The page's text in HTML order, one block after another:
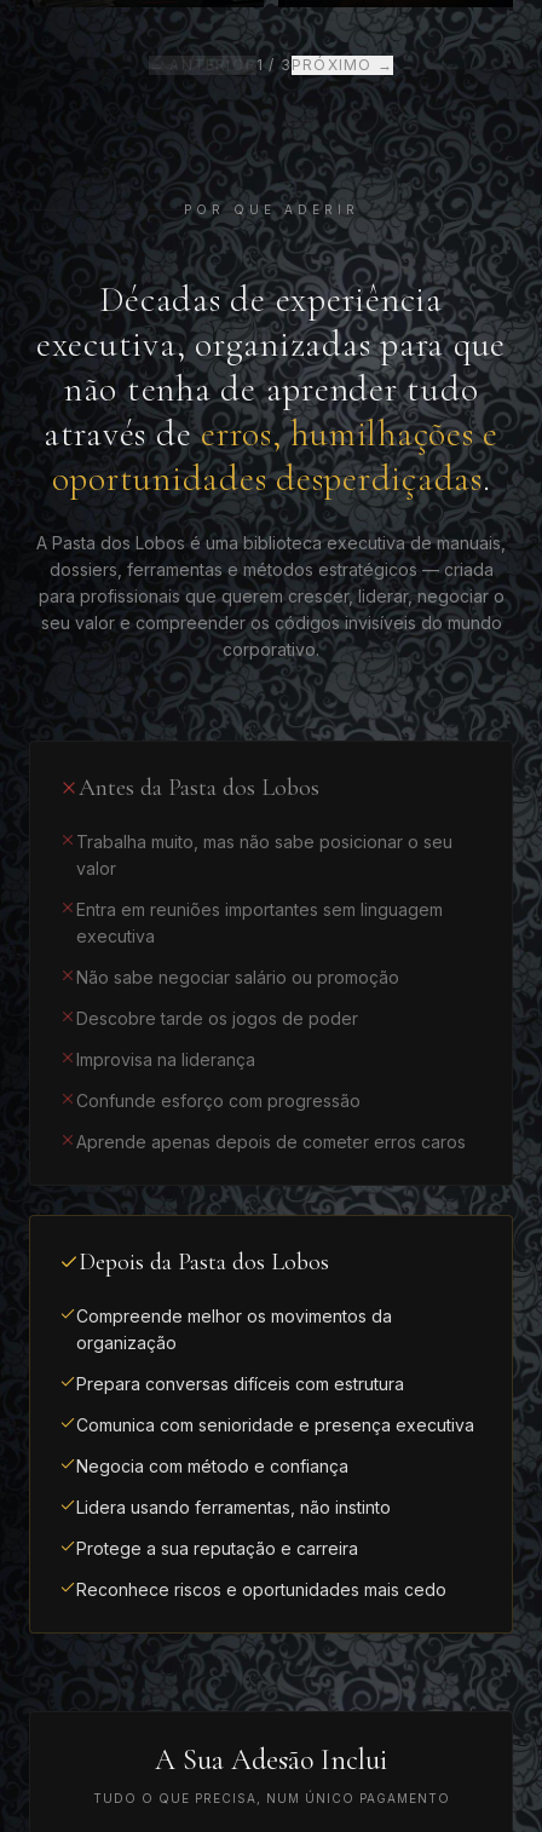
← ANTERIOR1/3 PRÓXIMO →
POR QUE ADERIR
Décadas de experiência
executiva, organizadas para que
não tenha de aprender tudo
através deerros, humilhações e
oportunidades desperdiçadas.
A Pasta dos Lobos é uma biblioteca executiva de manuais,
dossiers, ferramentas e métodos estratégicos — criada
para profissionais que querem crescer, liderar, negociar o
seu valor e compreender os códigos invisíveis do mundo
corporativo.
Antes da Pasta dos Lobos
Trabalha muito, mas não sabe posicionar o seu
valor
Entra em reuniões importantes sem linguagem
executiva
Não sabe negociar salário ou promoção
Descobre tarde os jogos de poder
Improvisa na liderança
Confunde esforço com progressão
Aprende apenas depois de cometer erros caros
Depois da Pasta dos Lobos
Compreende melhor os movimentos da
organização
Prepara conversas difíceis com estrutura
Comunica com senioridade e presença executiva
Negocia com método e confiança
Lidera usando ferramentas, não instinto
Protege a sua reputação e carreira
Reconhece riscos e oportunidades mais cedo
A Sua Adesão Inclui
TUDO O QUE PRECISA, NUM ÚNICO PAGAMENTO